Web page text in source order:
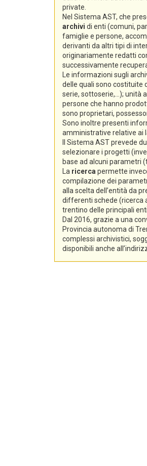
private.
Nel Sistema AST, che
archivi di enti (comuni,
famiglie e persone,
derivanti da altri tipi di
originariamente redatti
successivamente
Le informazioni sugli
delle quali sono costituite
serie, sottoserie,...); unità
persone che hanno
sono proprietari,
Sono inoltre presenti
amministrative relative ai
Il Sistema AST prevede
selezionare i progetti
base ad alcuni parametri
La ricerca permette
compilazione dei
alla scelta dell’entità da
differenti schede (ricerca
trentino delle principali
Dal 2016, grazie a una
Provincia autonoma di
complessi archivistici,
disponibili anche